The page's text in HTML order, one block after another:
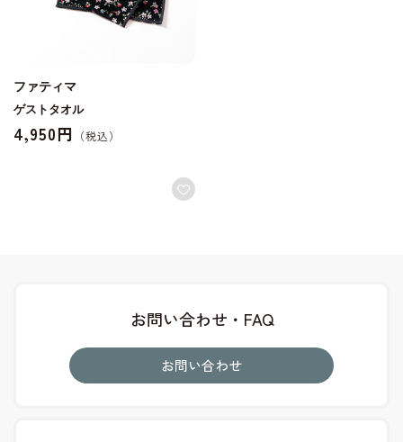
ファティマ
ゲストタオル
4,950円
お問い合わせ・FAQ
お問い合わせ